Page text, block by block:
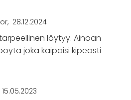
28.12.2024
löytyy. Ainoan
joka kaipaisi kipeästi
15.05.2023